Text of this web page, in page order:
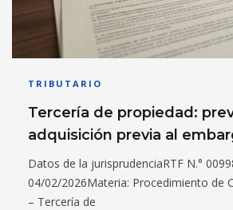
TRIBUTARIO
Tercería de propiedad:
adquisición previa al
Datos de la jurisprudenciaRTF N.°
04/02/2026Materia: Procedimiento de
– Tercería de